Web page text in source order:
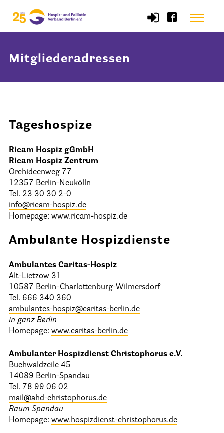
Menu
Start
Satzung des HPV Berlin e.V.
Mitgliedschaft im Verband
Vorstand des HPV Berlin
Geschäftsstelle des HPV Berlin
Mitgliederbereich (Intranet)
Informationen
Hospizgedanke
Besondere Situationen
Betreuung Zuhause
Kinder und Jugendliche
Betreuung im Krankenhaus
Patientenverfügung – Vorsorgevollmacht –
Flyer und Broschüren zum Download
Mitgliederadressen
Tageshospize
Ricam Hospiz gGmbH
Ricam Hospiz Zentrum
Orchideenweg 77
12357 Berlin-Neukölln
Tel. 23 30 30 2-0
info@ricam-hospiz.de
Homepage: www.ricam-hospiz.de
Ambulante Hospizdienste
Ambulantes Caritas-Hospiz
Alt-Lietzow 31
10587 Berlin-Charlottenburg-Wilmersdorf
Tel. 666 340 360
ambulantes-hospiz@caritas-berlin.de
in ganz Berlin
Homepage: www.caritas-berlin.de
Ambulanter Hospizdienst Christophorus e.V.
Buchwaldzeile 45
14089 Berlin-Spandau
Tel. 78 99 06 02
mail@ahd-christophorus.de
Raum Spandau
Homepage: www.hospizdienst-christophorus.de